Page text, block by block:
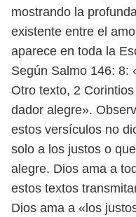
mostrando la
existente entre el
aparece en toda la
Según Salmo 146: 8:
Otro texto, 2
dador alegre».
estos versículos no
solo a los justos o
alegre. Dios ama a
estos textos
Dios ama a «los